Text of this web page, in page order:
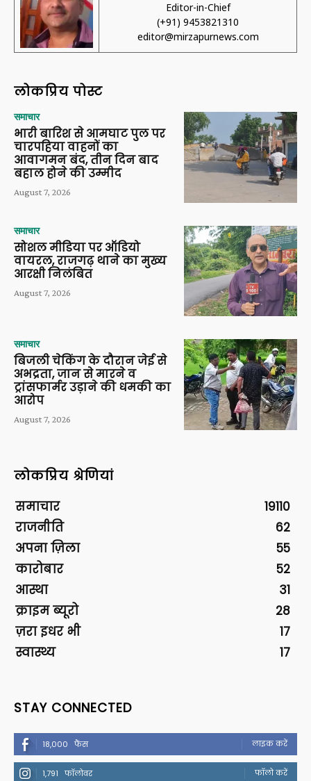
Editor-in-Chief
(+91) 9453821310
editor@mirzapurnews.com
लोकप्रिय पोस्ट
समाचार
भारी बारिश से आमघाट पुल पर
चारपहिया वाहनों का
आवागमन बंद, तीन दिन बाद
बहाल होने की उम्मीद
August 7, 2026
समाचार
सोशल मीडिया पर ऑडियो
वायरल, राजगढ़ थाने का मुख्य
आरक्षी निलंबित
August 7, 2026
समाचार
बिजली चेकिंग के दौरान जेई से
अभद्रता, जान से मारने व
ट्रांसफार्मर उड़ाने की धमकी का
आरोप
August 7, 2026
लोकप्रिय श्रेणियां
समाचार
19110
राजनीति
62
अपना ज़िला
55
कारोबार
52
आस्था
31
क्राइम ब्यूरो
28
ज़रा इधर भी
17
स्वास्थ्य
17
STAY CONNECTED
18,000 फैंस लाइक करें
1,791 फॉलोवर फॉलो करें